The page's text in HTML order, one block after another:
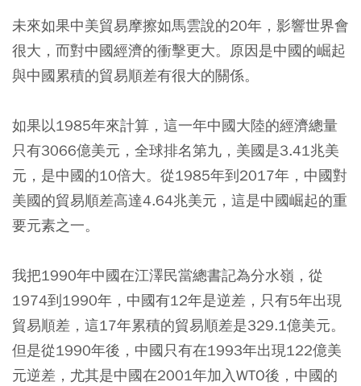
未來如果中美貿易摩擦如馬雲說的20年，影響世界會
很大，而對中國經濟的衝擊更大。原因是中國的崛起
與中國累積的貿易順差有很大的關係。
如果以1985年來計算，這一年中國大陸的經濟總量
只有3066億美元，全球排名第九，美國是3.41兆美
元，是中國的10倍大。從1985年到2017年，中國對
美國的貿易順差高達4.64兆美元，這是中國崛起的重
要元素之一。
我把1990年中國在江澤民當總書記為分水嶺，從
1974到1990年，中國有12年是逆差，只有5年出現
貿易順差，這17年累積的貿易順差是329.1億美元。
但是從1990年後，中國只有在1993年出現122億美
元逆差，尤其是中國在2001年加入WTO後，中國的